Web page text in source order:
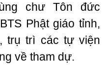
chư Tôn đức
Phật giáo tỉnh,
trụ trì các tự viện
về tham dự.